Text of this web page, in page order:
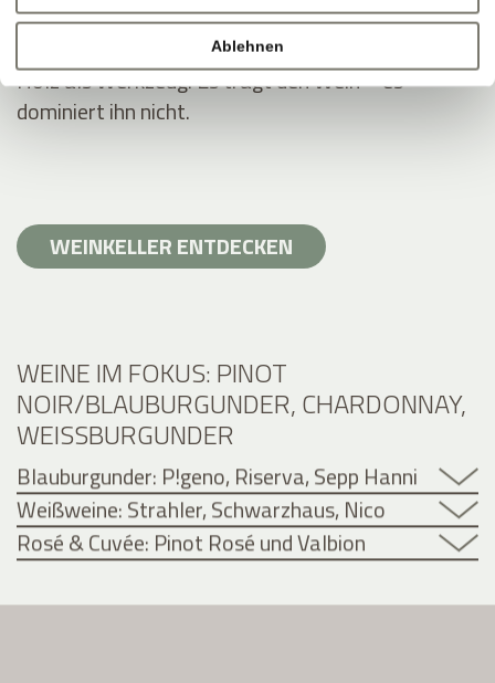
Ablehnen
Ausbau in Eichenholzfässern.
Holz als Werkzeug. Es trägt den Wein – es
dominiert ihn nicht.
WEINKELLER ENTDECKEN
WEINE IM FOKUS: PINOT
NOIR/BLAUBURGUNDER, CHARDONNAY,
WEISSBURGUNDER
Blauburgunder: P!geno, Riserva, Sepp Hanni
Weißweine: Strahler, Schwarzhaus, Nico
Rosé & Cuvée: Pinot Rosé und Valbion